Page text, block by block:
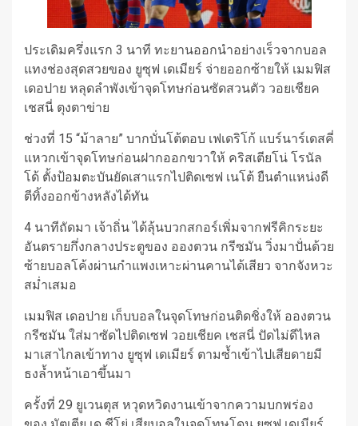
ประเดิมครึ่งแรก 3 นาที ทะยานออกนำอย่างเร็วจากบอล
แทงช่องสุดสวยของ ยูซุฟ เดเมียร์ จ่ายออกซ้ายให้ เมมฟิส
เดอปาย หลุดลำพังเข้าจุดโทษก่อนซัดสวนตัว วอยเชียค
เชสนี่ ตุงตาข่าย
ช่วงที่ 15 “ม้าลาย” บากบั่นโต้ตอบ เฟเดริโก้ แบร์นาร์เดสคี่
แหวกเข้าจุดโทษก่อนฝากออกขวาให้ คริสเตียโน่ โรนัล
โด้ ตั้งป้อมตะบันยัดเสาแรกไปติดเซฟ เนโต้ ยืนตำแหน่งดี
ตีทิ้งออกข้างหลังได้ทัน
4 นาทีถัดมา เจ้าถิ่น ได้ลุ้นบวกสกอร์เพิ่มจากฟรีคิกระยะ
อันตรายกึ่งกลางประตูของ อองตวน กรีซมัน วิ่งมาปั่นด้วย
ซ้ายบอลโค้งผ่านกำแพงเหาะผ่านคานได้เสียว จากจังหวะ
สม่ำเสมอ
เมมฟิส เดอปาย เก็บบอลในจุดโทษก่อนติดชิ่งให้ อองตวน
กรีซมัน ใส่มาซัดไปติดเซฟ วอยเชียค เชสนี่ ปัดไม่ดีไหล
มาเสาไกลเข้าทาง ยูซุฟ เดเมียร์ ตามซ้ำเข้าไปเสียดายมี
ธงล้ำหน้าเอาขึ้นมา
ครั้งที่ 29 ยูเวนตุส หวุดหวิดงานเข้าจากความบกพร่อง